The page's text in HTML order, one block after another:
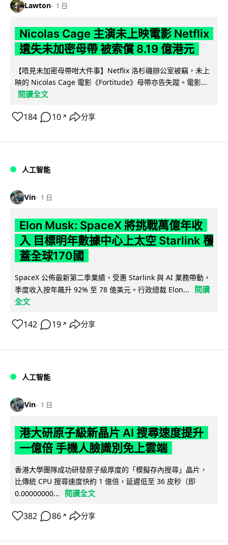
Lawton 1 日
Nicolas Cage 主演未上映電影 Netflix
遺失未加密母帶 被索償 8.19 億港元
【唔見未加密母帶咁大件事】Netflix 洛杉磯辦公室被竊，未上
映的 Nicolas Cage 電影《Fortitude》母帶亦告失蹤。電影...
閱讀全文
184 10 ↗ 分享
人工智能
Vin 1 日
Elon Musk: SpaceX 將挑戰萬億年收
入 目標明年數據中心上太空 Starlink 覆
蓋全球170國
SpaceX 公佈最新第二季業績，受惠 Starlink 與 AI 業務帶動，
季度收入按年飆升 92% 至 78 億美元。行政總裁 Elon...
閱讀
全文
142 19 ↗ 分享
人工智能
Vin 1 日
港大研原子級新晶片 AI 搜尋速度提升
一億倍 手機人臉識別免上雲端
香港大學團隊成功研發原子級厚度的「模擬存內搜尋」晶片，
比傳統 CPU 搜尋速度快約 1 億倍，延遲低至 36 皮秒（即
0.00000000...
閱讀全文
382 86 ↗ 分享